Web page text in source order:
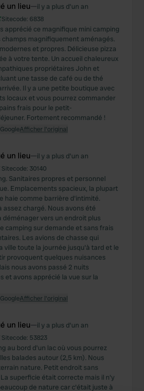
un lieu—il y a plus d’un an
Sitecode: 6838
apprécié ce magnifique mini camping
champs magnifiquement aménagés.
et propres. Délicieuse pizza
à votre tente. Un accueil chaleureux
propriétaires John et
une tasse de café ou de thé
Il y a une petite boutique avec
locaux et vous pourrez commander
frais pour le petit-
Fortement recommandé !
Afficher l'original
un lieu—il y a plus d’un an
Sitecode: 30140
Sanitaires propres et personnel
Emplacements spacieux, la plupart
haie comme barrière d'intimité.
assez chargé. Nous avons été
déménager vers un endroit plus
camping sur demande et sans frais
Les avions de chasse qui
ville toute la journée jusqu'à tard et le
provoquent quelques nuisances
nous avons passé 2 nuits
et avons apprécié la vue sur la
Afficher l'original
un lieu—il y a plus d’un an
Sitecode: 53823
au bord d'un lac où vous pourrez
balades autour (2,5 km). Nous
nature. Petit endroit sans
superficie était correcte mais il n'y
de nature car c'était juste à